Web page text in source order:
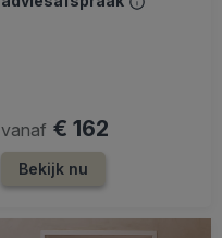
vanaf € 162
Bekijk nu